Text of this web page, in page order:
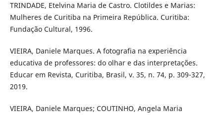
TRINDADE, Etelvina Maria de Castro. Clotildes e Marias:
Mulheres de Curitiba na Primeira República. Curitiba:
Fundação Cultural, 1996.
VIEIRA, Daniele Marques. A fotografia na experiência
educativa de professores: do olhar e das interpretações.
Educar em Revista, Curitiba, Brasil, v. 35, n. 74, p. 309-327,
2019.
VIEIRA, Daniele Marques; COUTINHO, Angela Maria